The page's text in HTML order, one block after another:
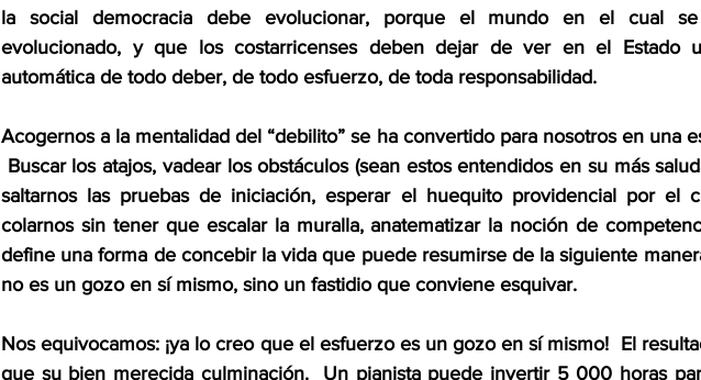
la social democracia debe evolucionar, porque el mundo en el cual
evolucionado, y que los costarricenses deben dejar de ver en el Estado
automática de todo deber, de todo esfuerzo, de toda responsabilidad.
Acogernos a la mentalidad del “debilito” se ha convertido para nosotros en una
Buscar los atajos, vadear los obstáculos (sean estos entendidos en su más
saltarnos las pruebas de iniciación, esperar el huequito providencial por el
colarnos sin tener que escalar la muralla, anatematizar la noción de
define una forma de concebir la vida que puede resumirse de la siguiente
no es un gozo en sí mismo, sino un fastidio que conviene esquivar.
Nos equivocamos: ¡ya lo creo que el esfuerzo es un gozo en sí mismo!  El
que su bien merecida culminación.  Un pianista puede invertir 5 000 horas